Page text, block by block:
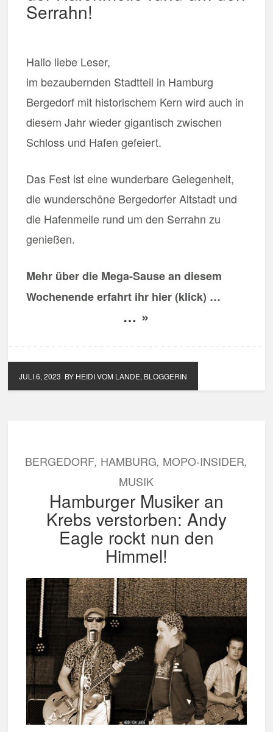
Serrahn!
Hallo liebe Leser,
im bezaubernden Stadtteil in Hamburg
Bergedorf mit historischem Kern wird auch in
diesem Jahr wieder gigantisch zwischen
Schloss und Hafen gefeiert.
Das Fest ist eine wunderbare Gelegenheit,
die wunderschöne Bergedorfer Altstadt und
die Hafenmeile rund um den Serrahn zu
genießen.
Mehr über die Mega-Sause an diesem
Wochenende erfahrt ihr hier (klick) …
… »
JULI 6, 2023 BY HEIDI VOM LANDE, BLOGGERIN
BERGEDORF, HAMBURG, MOPO-INSIDER,
MUSIK
Hamburger Musiker an
Krebs verstorben: Andy
Eagle rockt nun den
Himmel!